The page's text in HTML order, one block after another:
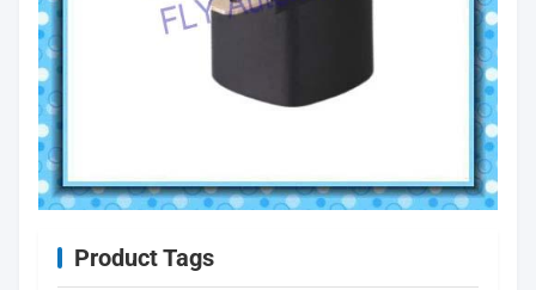
Product Tags